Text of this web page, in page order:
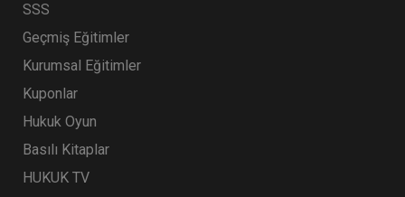
SSS
Geçmiş Eğitimler
Kurumsal Eğitimler
Kuponlar
Hukuk Oyun
Basılı Kitaplar
HUKUK TV